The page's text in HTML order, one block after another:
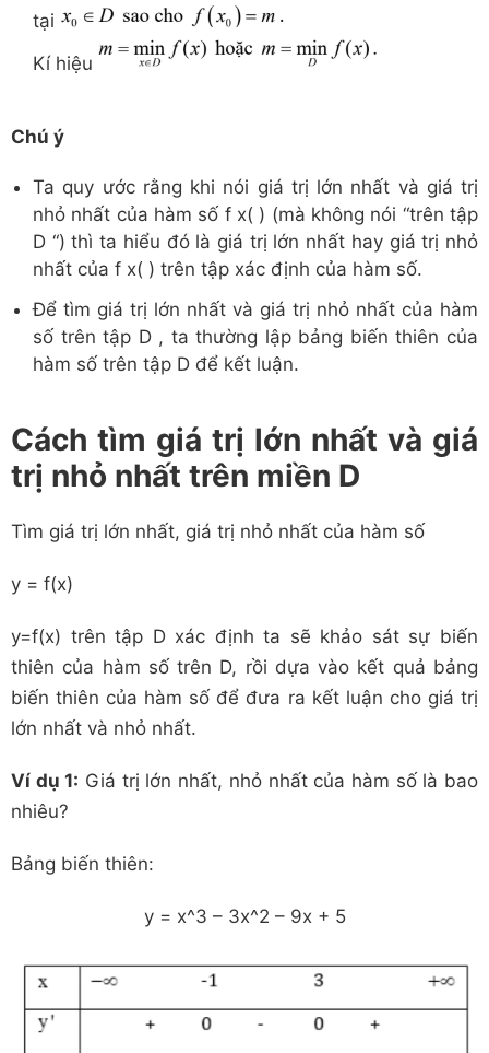
tại
Kí hiệu
Chú ý
Ta quy ước rằng khi nói giá trị lớn nhất và giá trị
nhỏ nhất của hàm số f x( ) (mà không nói “trên tập
D “) thì ta hiểu đó là giá trị lớn nhất hay giá trị nhỏ
nhất của f x( ) trên tập xác định của hàm số.
Để tìm giá trị lớn nhất và giá trị nhỏ nhất của hàm
số trên tập D , ta thường lập bảng biến thiên của
hàm số trên tập D để kết luận.
Cách tìm giá trị lớn nhất và giá
trị nhỏ nhất trên miền D
Tìm giá trị lớn nhất, giá trị nhỏ nhất của hàm số
y = f(x)
y=f(x) trên tập D xác định ta sẽ khảo sát sự biến
thiên của hàm số trên D, rồi dựa vào kết quả bảng
biến thiên của hàm số để đưa ra kết luận cho giá trị
lớn nhất và nhỏ nhất.
Ví dụ 1: Giá trị lớn nhất, nhỏ nhất của hàm số là bao
nhiêu?
Bảng biến thiên:
y = x^3 – 3x^2 – 9x + 5